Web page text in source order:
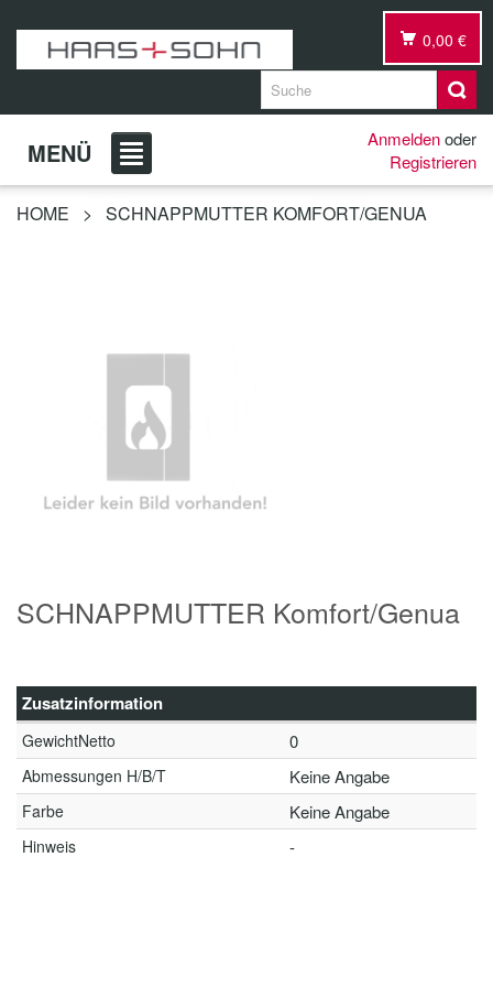
0,00 €
MENÜ Anmeldenoder
Registrieren
HOME > SCHNAPPMUTTER KOMFORT/GENUA
SCHNAPPMUTTER Komfort/Genua
Zusatzinformation
GewichtNetto 0
Abmessungen H/B/T Keine Angabe
Farbe Keine Angabe
Hinweis -